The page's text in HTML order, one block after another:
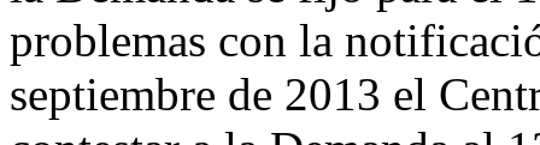
problemas con la
septiembre de 2013 el